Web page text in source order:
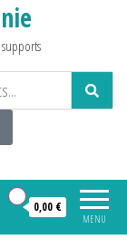
MENU
0,00 €